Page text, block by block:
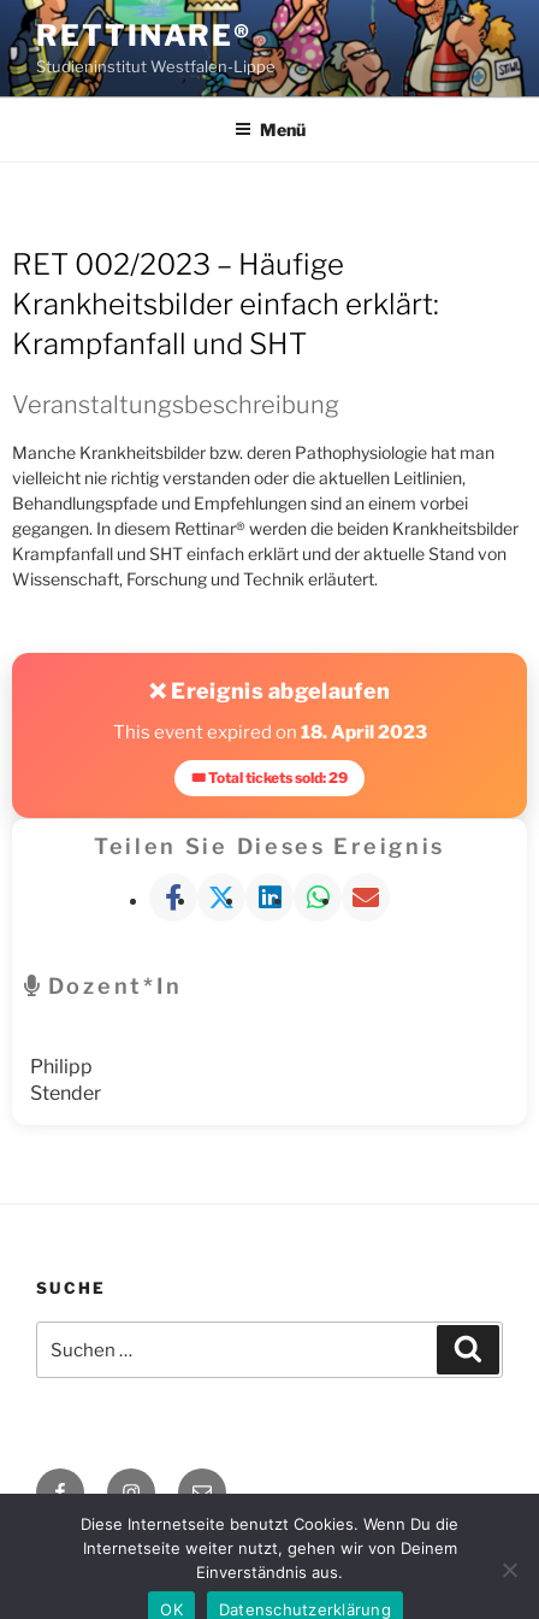
Zum
Inhalt
springen
RETTINARE®
Studieninstitut Westfalen-Lippe
Menü
RET 002/2023 – Häufige
Krankheitsbilder einfach erklärt:
Krampfanfall und SHT
Veranstaltungsbeschreibung
Manche Krankheitsbilder bzw. deren Pathophysiologie hat man
vielleicht nie richtig verstanden oder die aktuellen Leitlinien,
Behandlungspfade und Empfehlungen sind an einem vorbei
gegangen. In diesem Rettinar® werden die beiden Krankheitsbilder
Krampfanfall und SHT einfach erklärt und der aktuelle Stand von
Wissenschaft, Forschung und Technik erläutert.
❌ Ereignis abgelaufen
This event expired on 18. April 2023
🎟 Total tickets sold: 29
Teilen Sie Dieses Ereignis
Dozent*in
Philipp
Stender
SUCHE
nach:
FacebookInstagram
E-
Mail
Impressum / Datenschutzerklärung
Mit Stolz präsentiert
von WordPress
Diese Internetseite benutzt Cookies. Wenn Du die
Internetseite weiter nutzt, gehen wir von Deinem
Einverständnis aus.
OK
Datenschutzerklärung